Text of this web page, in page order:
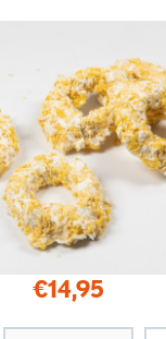
€14,95